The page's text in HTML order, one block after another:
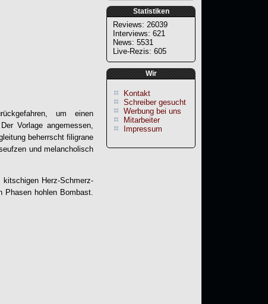
Statistiken
Reviews: 26039
Interviews: 621
News: 5531
Live-Rezis: 605
Wir
Kontakt
Schreiber gesucht
Werbung bei uns
Mitarbeiter
Impressum
um einen
Vorlage angemessen,
beherrscht filigrane
und melancholisch
Herz-Schmerz-
hohlen Bombast.